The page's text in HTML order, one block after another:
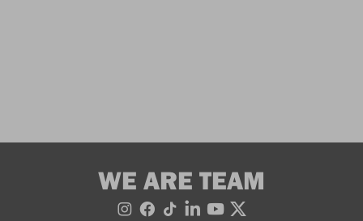
WE ARE TEAM